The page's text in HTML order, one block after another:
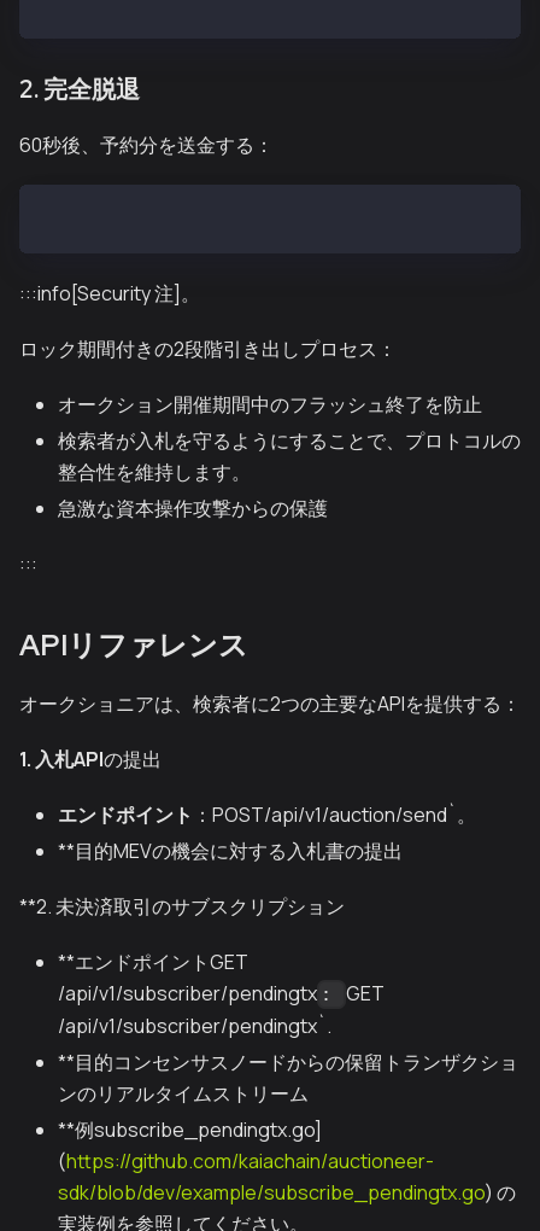
2. 完全脱退
60秒後、予約分を送金する：
:::info[Security 注]。
ロック期間付きの2段階引き出しプロセス：
オークション開催期間中のフラッシュ終了を防止
検索者が入札を守るようにすることで、プロトコルの
整合性を維持します。
急激な資本操作攻撃からの保護
:::
APIリファレンス
オークショニアは、検索者に2つの主要なAPIを提供する：
1. 入札APIの提出
エンドポイント ：POST/api/v1/auction/send`。
**目的MEVの機会に対する入札書の提出
**2. 未決済取引のサブスクリプション
**エンドポイントGET
/api/v1/subscriber/pendingtx :
GET
/api/v1/subscriber/pendingtx`.
**目的コンセンサスノードからの保留トランザクショ
ンのリアルタイムストリーム
**例subscribe_pendingtx.go]
(https://github.com/kaiachain/auctioneer-
sdk/blob/dev/example/subscribe_pendingtx.go) の
実装例を参照してください。